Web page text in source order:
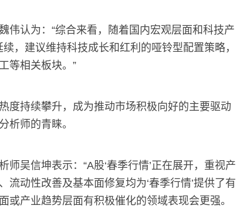
认为：“综合来看，随着国内宏观层面和科技产
，建议维持科技成长和红利的哑铃型配置策略，
等相关板块。”
持续攀升，成为推动市场积极向好的主要驱动
析师的青睐。
吴信坤表示：“A股‘春季行情’正在展开，重视产
动性改善及基本面修复均为‘春季行情’提供了有
或产业趋势层面有积极催化的领域表现会更强。